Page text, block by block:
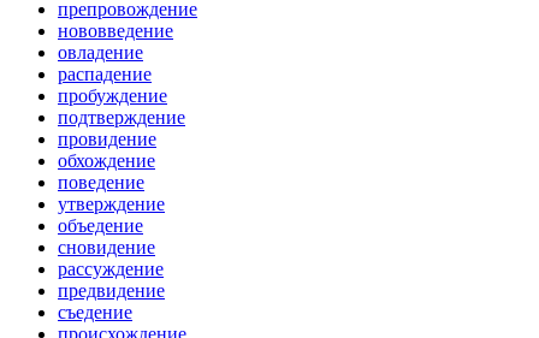
препровождение
нововведение
овладение
распадение
пробуждение
подтверждение
провидение
обхождение
поведение
утверждение
объедение
сновидение
рассуждение
предвидение
съедение
происхождение